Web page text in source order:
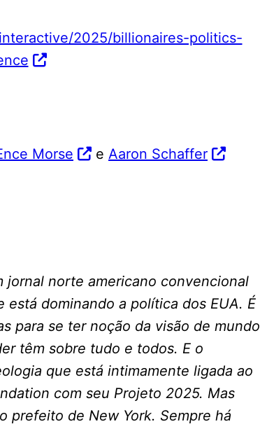
2025/billionaires-politics-
Morse e Aaron Schaffer
jornal norte americano convencional
dominando a política dos EUA. É
para se ter noção da visão de mundo
têm sobre tudo e todos. E o
que está intimamente ligada ao
com seu Projeto 2025. Mas
prefeito de New York. Sempre há